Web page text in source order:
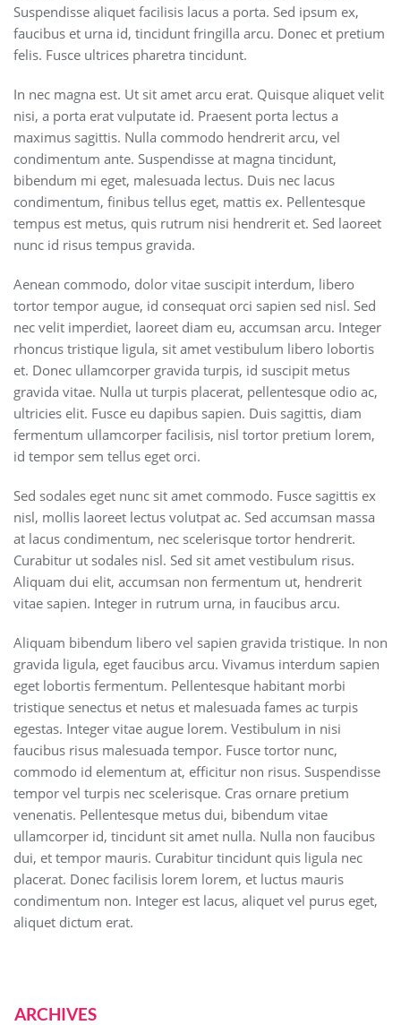
Suspendisse aliquet facilisis lacus a porta. Sed ipsum ex,
faucibus et urna id, tincidunt fringilla arcu. Donec et pretium
felis. Fusce ultrices pharetra tincidunt.
In nec magna est. Ut sit amet arcu erat. Quisque aliquet velit
nisi, a porta erat vulputate id. Praesent porta lectus a
maximus sagittis. Nulla commodo hendrerit arcu, vel
condimentum ante. Suspendisse at magna tincidunt,
bibendum mi eget, malesuada lectus. Duis nec lacus
condimentum, finibus tellus eget, mattis ex. Pellentesque
tempus est metus, quis rutrum nisi hendrerit et. Sed laoreet
nunc id risus tempus gravida.
Aenean commodo, dolor vitae suscipit interdum, libero
tortor tempor augue, id consequat orci sapien sed nisl. Sed
nec velit imperdiet, laoreet diam eu, accumsan arcu. Integer
rhoncus tristique ligula, sit amet vestibulum libero lobortis
et. Donec ullamcorper gravida turpis, id suscipit metus
gravida vitae. Nulla ut turpis placerat, pellentesque odio ac,
ultricies elit. Fusce eu dapibus sapien. Duis sagittis, diam
fermentum ullamcorper facilisis, nisl tortor pretium lorem,
id tempor sem tellus eget orci.
Sed sodales eget nunc sit amet commodo. Fusce sagittis ex
nisl, mollis laoreet lectus volutpat ac. Sed accumsan massa
at lacus condimentum, nec scelerisque tortor hendrerit.
Curabitur ut sodales nisl. Sed sit amet vestibulum risus.
Aliquam dui elit, accumsan non fermentum ut, hendrerit
vitae sapien. Integer in rutrum urna, in faucibus arcu.
Aliquam bibendum libero vel sapien gravida tristique. In non
gravida ligula, eget faucibus arcu. Vivamus interdum sapien
eget lobortis fermentum. Pellentesque habitant morbi
tristique senectus et netus et malesuada fames ac turpis
egestas. Integer vitae augue lorem. Vestibulum in nisi
faucibus risus malesuada tempor. Fusce tortor nunc,
commodo id elementum at, efficitur non risus. Suspendisse
tempor vel turpis nec scelerisque. Cras ornare pretium
venenatis. Pellentesque metus dui, bibendum vitae
ullamcorper id, tincidunt sit amet nulla. Nulla non faucibus
dui, et tempor mauris. Curabitur tincidunt quis ligula nec
placerat. Donec facilisis lorem lorem, et luctus mauris
condimentum non. Integer est lacus, aliquet vel purus eget,
aliquet dictum erat.
ARCHIVES